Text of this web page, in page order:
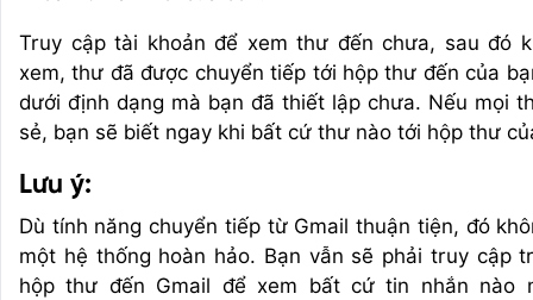
Truy cập tài khoản để xem thư đến chưa, sau đó
xem, thư đã được chuyển tiếp tới hộp thư đến của
dưới định dạng mà bạn đã thiết lập chưa. Nếu mọi
sẻ, bạn sẽ biết ngay khi bất cứ thư nào tới hộp thư
Lưu ý:
Dù tính năng chuyển tiếp từ Gmail thuận tiện, đó
một hệ thống hoàn hảo. Bạn vẫn sẽ phải truy cập
hộp thư đến Gmail để xem bất cứ tin nhắn nào